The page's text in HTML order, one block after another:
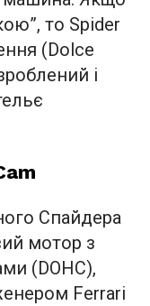
то Spider
(Dolce
і
Спайдера
мотор з
(DOHC),
Ferrari